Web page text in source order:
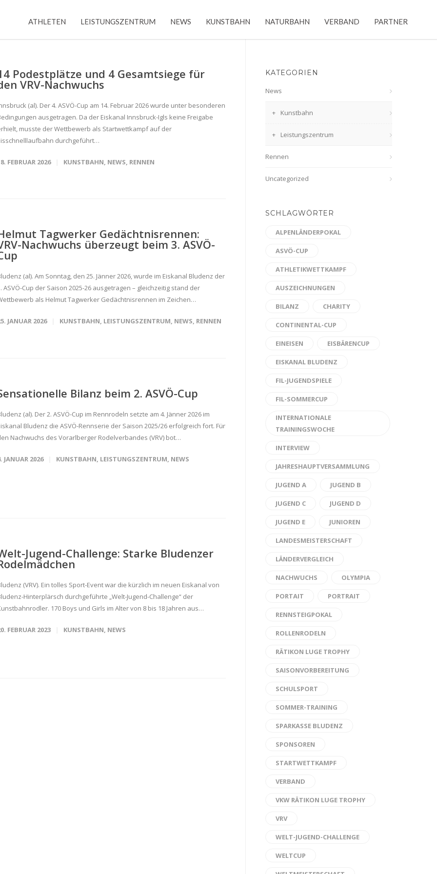
ATHLETEN LEISTUNGSZENTRUM NEWS KUNSTBAHN NATURBAHN VERBAND PARTNER
Podestplätze und 4 Gesamtsiege für
VRV-Nachwuchs
(al). Der 4. ASVÖ-Cup am 14. Februar 2026 wurde unter besonderen
ausgetragen. Da der Eiskanal Innsbruck-Igls keine Freigabe
musste der Wettbewerb als Startwettkampf auf der
durchgeführt…
FEBRUAR 2026 KUNSTBAHN, NEWS, RENNEN
Tagwerker Gedächtnisrennen:
Nachwuchs überzeugt beim 3. ASVÖ-
(al). Am Sonntag, den 25. Jänner 2026, wurde im Eiskanal Bludenz der
ASVÖ-Cup der Saison 2025-26 ausgetragen – gleichzeitig stand der
als Helmut Tagwerker Gedächtnisrennen im Zeichen…
JANUAR 2026 KUNSTBAHN, LEISTUNGSZENTRUM, NEWS, RENNEN
Bilanz beim 2. ASVÖ-Cup
(al). Der 2. ASVÖ-Cup im Rennrodeln setzte am 4. Jänner 2026 im
Bludenz die ASVÖ-Rennserie der Saison 2025/26 erfolgreich fort. Für
Nachwuchs des Vorarlberger Rodelverbandes (VRV) bot…
JANUAR 2026 KUNSTBAHN, LEISTUNGSZENTRUM, NEWS
Jugend-Challenge: Starke Bludenzer
(VRV). Ein tolles Sport-Event war die kürzlich im neuen Eiskanal von
Hinterplärsch durchgeführte „Welt-Jugend-Challenge“ der
170 Boys und Girls im Alter von 8 bis 18 Jahren aus…
FEBRUAR 2023 KUNSTBAHN, NEWS
KATEGORIEN
News
Kunstbahn
Leistungszentrum
Rennen
Uncategorized
SCHLAGWÖRTER
ALPENLÄNDERPOKAL
ASVÖ-CUP
ATHLETIKWETTKAMPF
AUSZEICHNUNGEN
BILANZ CHARITY
CONTINENTAL-CUP
EINEISEN EISBÄRENCUP
EISKANAL BLUDENZ
FIL-JUGENDSPIELE
FIL-SOMMERCUP
INTERNATIONALE
TRAININGSWOCHE
INTERVIEW
JAHRESHAUPTVERSAMMLUNG
JUGEND A JUGEND B
JUGEND C JUGEND D
JUGEND E JUNIOREN
LANDESMEISTERSCHAFT
LÄNDERVERGLEICH
NACHWUCHS OLYMPIA
PORTAIT PORTRAIT
RENNSTEIGPOKAL
ROLLENRODELN
RÄTIKON LUGE TROPHY
SAISONVORBEREITUNG
SCHULSPORT
SOMMER-TRAINING
SPARKASSE BLUDENZ
SPONSOREN
STARTWETTKAMPF
VERBAND
VKW RÄTIKON LUGE TROPHY
VRV
WELT-JUGEND-CHALLENGE
WELTCUP